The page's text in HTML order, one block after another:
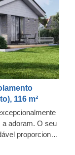
116 m²
a adoram. O seu
proporciona
nossos modelos